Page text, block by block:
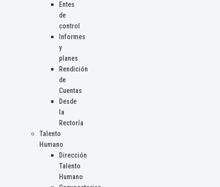
Entes
de
control
Informes
y
planes
Rendición
de
Cuentas
Desde
la
Rectoría
Talento
Humano
Dirección
Talento
Humano